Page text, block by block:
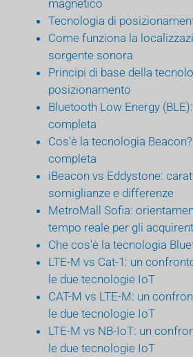
magnetico
Tecnologia di
Come funziona la
sorgente sonora
Principi di base della
posizionamento
Bluetooth Low Energy
completa
Cos'è la tecnologia
completa
iBeacon vs Eddystone:
somiglianze e differenze
MetroMall Sofia:
tempo reale per gli
Che cos'è la tecnologia
LTE-M vs Cat-1: un
le due tecnologie IoT
CAT-M vs LTE-M: un
le due tecnologie IoT
LTE-M vs NB-IoT: un
le due tecnologie IoT